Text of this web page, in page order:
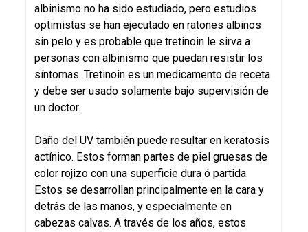
albinismo no ha sido estudiado, pero estudios
optimistas se han ejecutado en ratones albinos
sin pelo y es probable que tretinoin le sirva a
personas con albinismo que puedan resistir los
síntomas. Tretinoin es un medicamento de receta
y debe ser usado solamente bajo supervisión de
un doctor.
Daño del UV también puede resultar en keratosis
actínico. Estos forman partes de piel gruesas de
color rojizo con una superficie dura ó partida.
Estos se desarrollan principalmente en la cara y
detrás de las manos, y especialmente en
cabezas calvas. A través de los años, estos